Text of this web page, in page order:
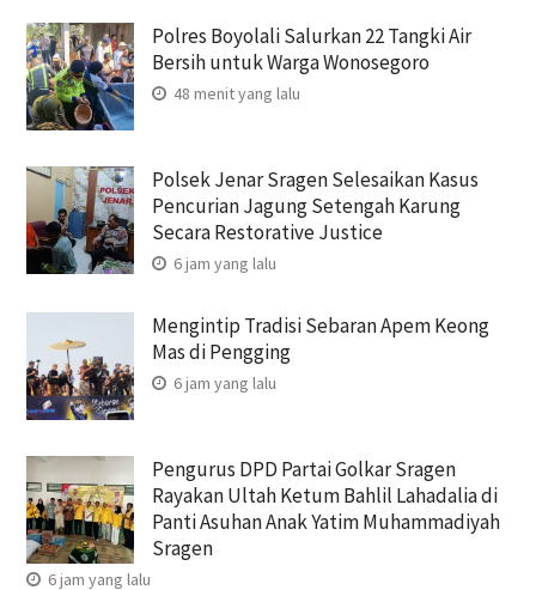
Polres Boyolali Salurkan 22 Tangki Air
Bersih untuk Warga Wonosegoro
48 menit yang lalu
Polsek Jenar Sragen Selesaikan Kasus
Pencurian Jagung Setengah Karung
Secara Restorative Justice
6 jam yang lalu
Mengintip Tradisi Sebaran Apem Keong
Mas di Pengging
6 jam yang lalu
Pengurus DPD Partai Golkar Sragen
Rayakan Ultah Ketum Bahlil Lahadalia di
Panti Asuhan Anak Yatim Muhammadiyah
Sragen
6 jam yang lalu